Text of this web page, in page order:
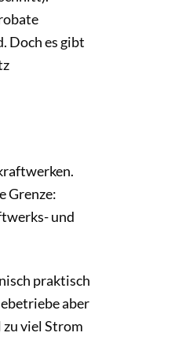
Doch es gibt
Grenze:
und
praktisch
aber
viel Strom